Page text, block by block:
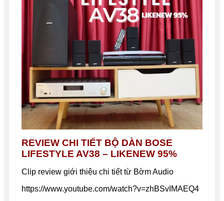
REVIEW CHI TIẾT BỘ DÀN BOSE
LIFESTYLE AV38 – LIKENEW 95%
Clip review giới thiệu chi tiết từ Bờm Audio
https://www.youtube.com/watch?v=zhBSvIMAEQ4